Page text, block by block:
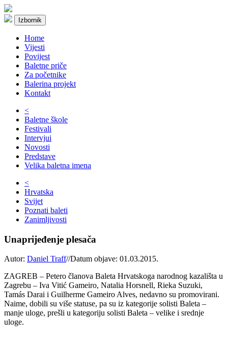
Izbornik
Home
Vijesti
Povijest
Baletne priče
Za početnike
Balerina projekt
Kontakt
<
Baletne škole
Festivali
Intervjui
Novosti
Predstave
Velika baletna imena
<
Hrvatska
Svijet
Poznati baleti
Zanimljivosti
Unaprijeđenje plesača
Autor: Daniel Traff//Datum objave: 01.03.2015.
ZAGREB – Petero članova Baleta Hrvatskoga narodnog kazališta u
Zagrebu – Iva Vitić Gameiro, Natalia Horsnell, Rieka Suzuki,
Tamás Darai i Guilherme Gameiro Alves, nedavno su promovirani.
Naime, dobili su više statuse, pa su iz kategorije solisti Baleta –
manje uloge, prešli u kategoriju solisti Baleta – velike i srednje
uloge.